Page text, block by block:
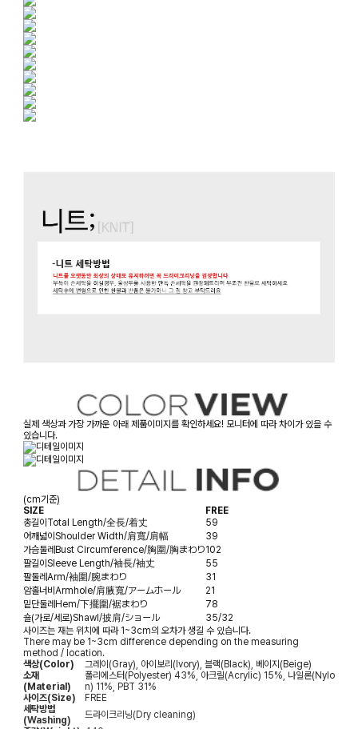
실제 색상과 가장 가까운 아래 제품이미지를 확인하세요! 모니터에 따라 차이가 있을 수
있습니다.
(cm기준)
SIZE
FREE
총길이 Total Length/全長/着丈
59
어깨넓이 Shoulder Width/肩寬/肩幅
39
가슴둘레 Bust Circumference/胸圍/胸まわり102
팔길이 Sleeve Length/袖長/袖丈
55
팔둘레 Arm/袖圍/腕まわり
31
암홀너비 Armhole/肩腋寬/アームホール
21
밑단둘레 Hem/下擺圍/裾まわり
78
숄(가로/세로)Shawl/披肩/ショール
35/32
사이즈는 재는 위치에 따라 1~3cm의 오차가 생길 수 있습니다.
There may be 1~3cm difference depending on the measuring
method / location.
색상(Color)
그레이(Gray), 아이보리(Ivory), 블랙(Black), 베이지(Beige)
소재
(Material)
폴리에스터(Polyester) 43%, 아크릴(Acrylic) 15%, 나일론(Nylo
n) 11%, PBT 31%
사이즈(Size)
FREE
세탁방법
(Washing)
드라이크리닝(Dry cleaning)